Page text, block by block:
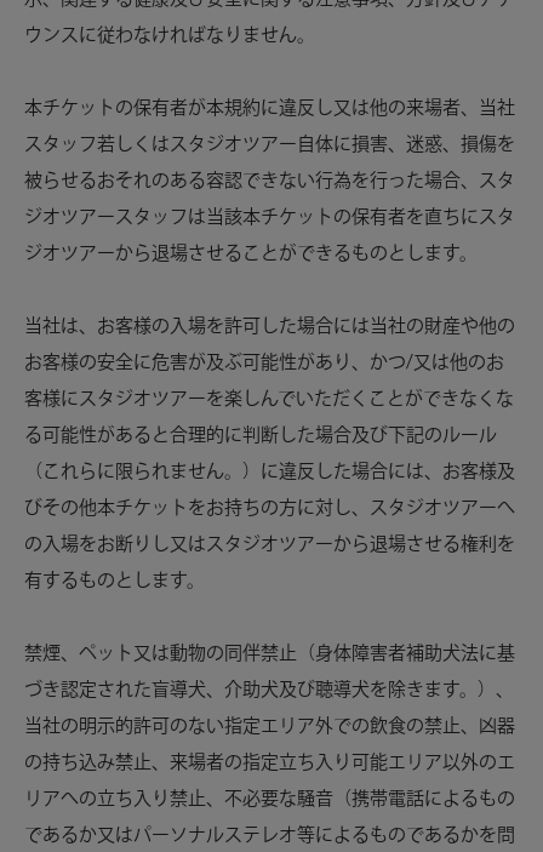
ウンスに従わなければなりません。
本チケットの保有者が本規約に違反し又は他の来場者、当社
スタッフ若しくはスタジオツアー自体に損害、迷惑、損傷を
被らせるおそれのある容認できない行為を行った場合、スタ
ジオツアースタッフは当該本チケットの保有者を直ちにスタ
ジオツアーから退場させることができるものとします。
当社は、お客様の入場を許可した場合には当社の財産や他の
お客様の安全に危害が及ぶ可能性があり、かつ/又は他のお
客様にスタジオツアーを楽しんでいただくことができなくな
る可能性があると合理的に判断した場合及び下記のルール
（これらに限られません。）に違反した場合には、お客様及
びその他本チケットをお持ちの方に対し、スタジオツアーへ
の入場をお断りし又はスタジオツアーから退場させる権利を
有するものとします。
禁煙、ペット又は動物の同伴禁止（身体障害者補助犬法に基
づき認定された盲導犬、介助犬及び聴導犬を除きます。）、
当社の明示的許可のない指定エリア外での飲食の禁止、凶器
の持ち込み禁止、来場者の指定立ち入り可能エリア以外のエ
リアへの立ち入り禁止、不必要な騒音（携帯電話によるもの
であるか又はパーソナルステレオ等によるものであるかを問